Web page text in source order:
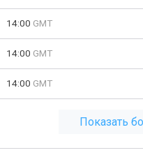
14:00 GMT
14:00 GMT
14:00 GMT
Показать